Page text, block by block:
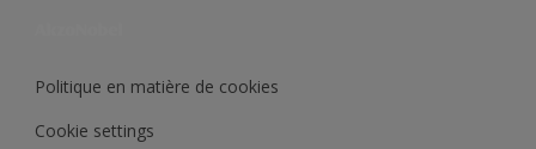
Politique en matière de cookies
Cookie settings